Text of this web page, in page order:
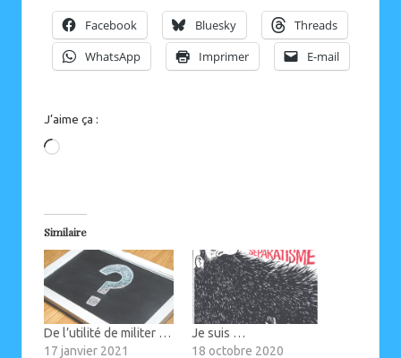
Facebook Bluesky
Threads
WhatsApp
Imprimer E-mail
J’aime ça :
Chargement…
Similaire
De l’utilité de militer …
17 janvier 2021
Je suis …
18 octobre 2020